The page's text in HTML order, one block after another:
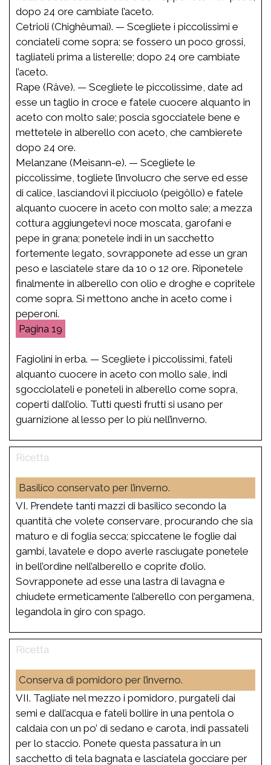
dopo 24 ore cambiate l’aceto.
Cetrioli (Chighêumai). — Scegliete i piccolissimi e
conciateli come sopra; se fossero un poco grossi,
tagliateli prima a listerelle; dopo 24 ore cambiate
l’aceto.
Rape (Râve). — Scegliete le piccolissime, date ad
esse un taglio in croce e fatele cuocere alquanto in
aceto con molto sale; poscia sgocciatele bene e
mettetele in alberello con aceto, che cambierete
dopo 24 ore.
Melanzane (Meìsann-e). — Scegliete le
piccolissime, togliete l’involucro che serve ed esse
di calice, lasciandovi il picciuolo (peìgôllo) e fatele
alquanto cuocere in aceto con molto sale; a mezza
cottura aggiungetevi noce moscata, garofani e
pepe in grana; ponetele indi in un sacchetto
fortemente legato, sovrapponete ad esse un gran
peso e lasciatele stare da 10 o 12 ore. Riponetele
finalmente in alberello con olio e droghe e copritele
come sopra. Si mettono anche in aceto come i
peperoni.
19
Fagiolini in erba. — Scegliete i piccolissimi, fateli
alquanto cuocere in aceto con mollo sale, indi
sgocciolateli e poneteli in alberello come sopra,
coperti dall’olio. Tutti questi frutti si usano per
guarnizione al lesso per lo più nell’inverno.
Basilico conservato per l’inverno.
VI. Prendete tanti mazzi di basilico secondo la
quantità che volete conservare, procurando che sia
maturo e di foglia secca; spiccatene le foglie dai
gambi, lavatele e dopo averle rasciugate ponetele
in bell’ordine nell’alberello e coprite d’olio.
Sovrapponete ad esse una lastra di lavagna e
chiudete ermeticamente l’alberello con pergamena,
legandola in giro con spago.
Conserva di pomidoro per l’inverno.
VII. Tagliate nel mezzo i pomidoro, purgateli dai
semi e dall’acqua e fateli bollire in una pentola o
caldaia con un po’ di sedano e carota, indi passateli
per lo staccio. Ponete questa passatura in un
sacchetto di tela bagnata e lasciatela gocciare per